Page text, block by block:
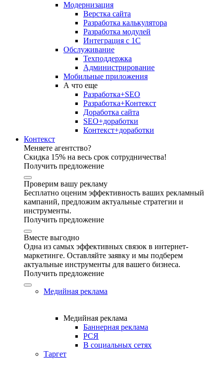
Модернизация
Верстка сайта
Разработка калькулятора
Разработка модулей
Интеграция с 1С
Обслуживание
Техподдержка
Администрирование
Мобильные приложения
А что еще
Разработка+SEO
Разработка+Контекст
Доработка сайта
SEO+доработки
Контекст+доработки
Контекст
Меняете агентство?
Скидка 15% на весь срок сотрудничества!
Получить предложение
Проверим вашу рекламу
Бесплатно оценим эффективность ваших рекламный
кампаний, предложим актуальные стратегии и
инструменты.
Получить предложение
Вместе выгодно
Одна из самых эффективных связок в интернет-
маркетинге. Оставляйте заявку и мы подберем
актуальные инструменты для вашего бизнеса.
Получить предложение
Медийная реклама
Медийная реклама
Баннерная реклама
РСЯ
В социальных сетях
Таргет